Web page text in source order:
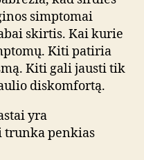
simptomai
skirtis. Kai kurie
Kiti patiria
Kiti gali jausti tik
diskomfortą.
yra
trunka penkias